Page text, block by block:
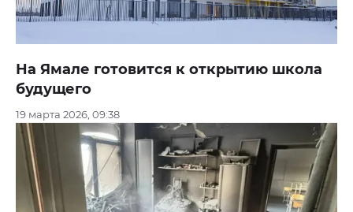
На Ямале готовится к открытию школа
будущего
19 марта 2026, 09:38